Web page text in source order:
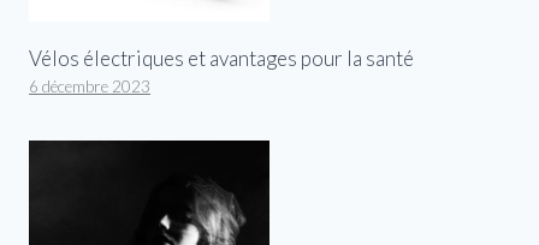
Vélos électriques et avantages pour la santé
6 décembre 2023